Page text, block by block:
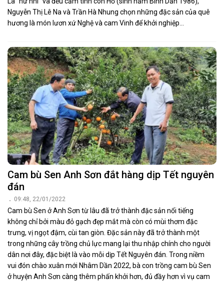
Nguyễn Thị Lê Na và Trần Hà Nhung chọn những đặc sản của quê
hương là món lươn xứ Nghệ và cam Vinh để khởi nghiệp...
Cam bù Sen Anh Sơn đắt hàng dịp Tết nguyên
đán
09:48, 22/01/2022
Cam bù Sen ở Anh Sơn từ lâu đã trở thành đặc sản nổi tiếng
không chỉ bởi màu đỏ gạch đẹp mắt mà còn có mùi thơm đặc
trưng, vị ngọt đậm, cùi tan giòn. Đặc sản này đã trở thành một
trong những cây trồng chủ lực mang lại thu nhập chính cho người
dân nơi đây, đặc biệt là vào mỗi dịp Tết Nguyên đán. Trong niềm
vui đón chào xuân mới Nhâm Dần 2022, bà con trồng cam bù Sen
ở huyện Anh Sơn càng thêm phấn khởi hơn, đủ đầy hơn vì vụ cam